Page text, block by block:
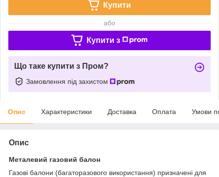
Купити
або
Купити з
Що таке купити з Пром?
Замовлення під захистом
Опис Характеристики Доставка Оплата Умови
Опис
Металевий газовий балон
Газові балони (багаторазового використання) призначені для